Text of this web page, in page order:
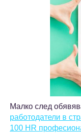
Малко след
работодатели в
100 HR